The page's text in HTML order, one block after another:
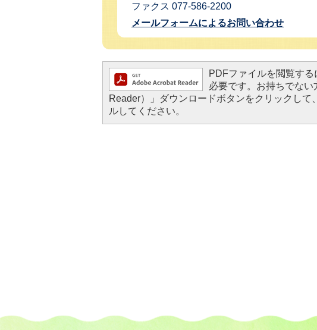
ファクス 077-586-2200
メールフォームによるお問い合わせ
PDFファイルを閲覧す
必要です。お持ちでな
Reader）」ダウンロードボタンをクリックし
ルしてください。